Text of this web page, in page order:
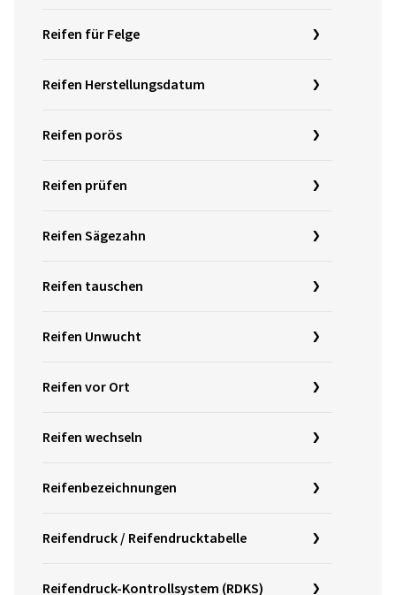
Reifen für Felge
Reifen Herstellungsdatum
Reifen porös
Reifen prüfen
Reifen Sägezahn
Reifen tauschen
Reifen Unwucht
Reifen vor Ort
Reifen wechseln
Reifenbezeichnungen
Reifendruck / Reifendrucktabelle
Reifendruck-Kontrollsystem (RDKS)